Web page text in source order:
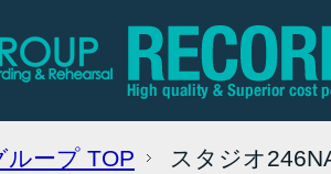
ループ TOP スタジオ